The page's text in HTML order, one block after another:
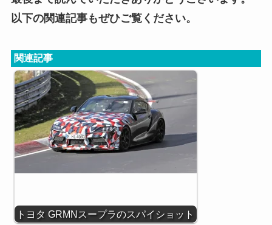
以下の関連記事もぜひご覧ください。
関連記事
トヨタ GRMNスープラのスパイショット